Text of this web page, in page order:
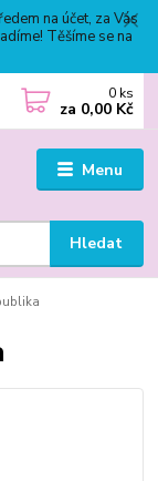
na účet, za Vás
Těšíme se na
Menu
Hledat
0 ks
za 0,00 Kč